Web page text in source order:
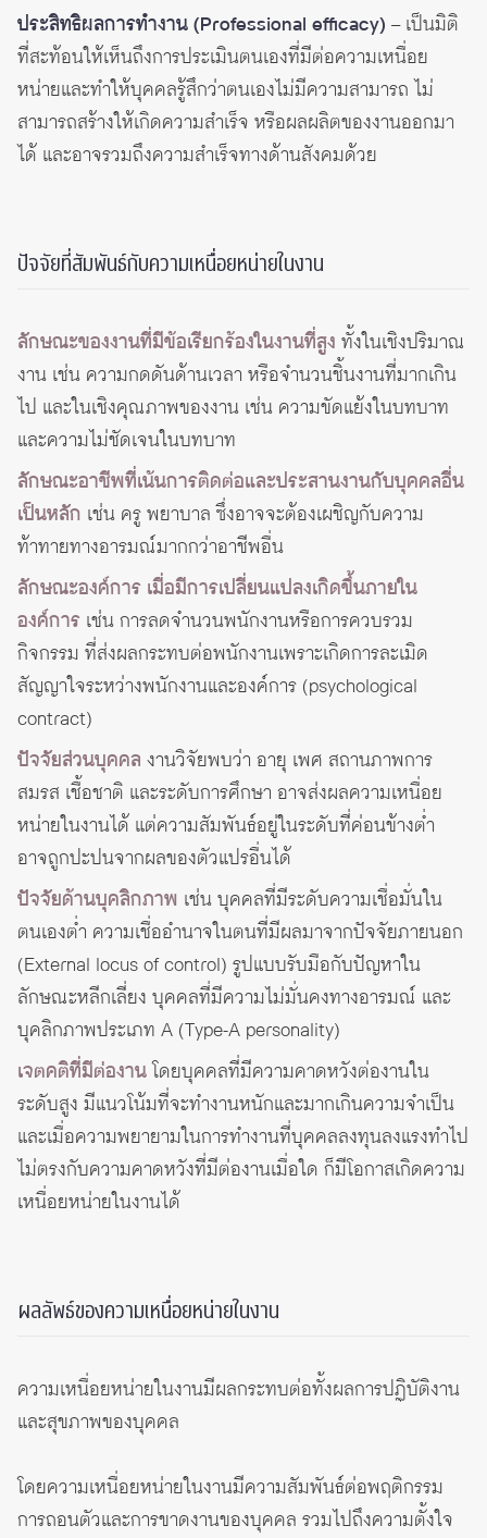
ประสิทธิผลการทำงาน (Professional efficacy) – เป็นมิติ
ที่สะท้อนให้เห็นถึงการประเมินตนเองที่มีต่อความเหนื่อย
หน่ายและทำให้บุคคลรู้สึกว่าตนเองไม่มีความสามารถ ไม่
สามารถสร้างให้เกิดความสำเร็จ หรือผลผลิตของงานออกมา
ได้ และอาจรวมถึงความสำเร็จทางด้านสังคมด้วย
ปัจจัยที่สัมพันธ์กับความเหนื่อยหน่ายในงาน
ลักษณะของงานที่มีข้อเรียกร้องในงานที่สูง ทั้งในเชิงปริมาณ
งาน เช่น ความกดดันด้านเวลา หรือจำนวนชิ้นงานที่มากเกิน
ไป และในเชิงคุณภาพของงาน เช่น ความขัดแย้งในบทบาท
และความไม่ชัดเจนในบทบาท
ลักษณะอาชีพที่เน้นการติดต่อและประสานงานกับบุคคลอื่น
เป็นหลัก เช่น ครู พยาบาล ซึ่งอาจจะต้องเผชิญกับความ
ท้าทายทางอารมณ์มากกว่าอาชีพอื่น
ลักษณะองค์การ เมื่อมีการเปลี่ยนแปลงเกิดขึ้นภายใน
องค์การ เช่น การลดจำนวนพนักงานหรือการควบรวม
กิจกรรม ที่ส่งผลกระทบต่อพนักงานเพราะเกิดการละเมิด
สัญญาใจระหว่างพนักงานและองค์การ (psychological
contract)
ปัจจัยส่วนบุคคล งานวิจัยพบว่า อายุ เพศ สถานภาพการ
สมรส เชื้อชาติ และระดับการศึกษา อาจส่งผลความเหนื่อย
หน่ายในงานได้ แต่ความสัมพันธ์อยู่ในระดับที่ค่อนข้างต่ำ
อาจถูกปะปนจากผลของตัวแปรอื่นได้
ปัจจัยด้านบุคลิกภาพ เช่น บุคคลที่มีระดับความเชื่อมั่นใน
ตนเองต่ำ ความเชื่ออำนาจในตนที่มีผลมาจากปัจจัยภายนอก
(External locus of control) รูปแบบรับมือกับปัญหาใน
ลักษณะหลีกเลี่ยง บุคคลที่มีความไม่มั่นคงทางอารมณ์ และ
บุคลิกภาพประเภท A (Type-A personality)
เจตคติที่มีต่องานโดยบุคคลที่มีความคาดหวังต่องานใน
ระดับสูง มีแนวโน้มที่จะทำงานหนักและมากเกินความจำเป็น
และเมื่อความพยายามในการทำงานที่บุคคลลงทุนลงแรงทำไป
ไม่ตรงกับความคาดหวังที่มีต่องานเมื่อใด ก็มีโอกาสเกิดความ
เหนื่อยหน่ายในงานได้
ผลลัพธ์ของความเหนื่อยหน่ายในงาน
ความเหนื่อยหน่ายในงานมีผลกระทบต่อทั้งผลการปฏิบัติงาน
และสุขภาพของบุคคล
โดยความเหนื่อยหน่ายในงานมีความสัมพันธ์ต่อพฤติกรรม
การถอนตัวและการขาดงานของบุคคล รวมไปถึงความตั้งใจ